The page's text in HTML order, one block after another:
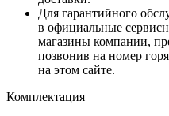
Для гарантийного
в официальные
магазины компании,
позвонив на номер
на этом сайте.
Комплектация